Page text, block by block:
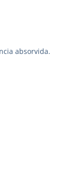
absorvida.